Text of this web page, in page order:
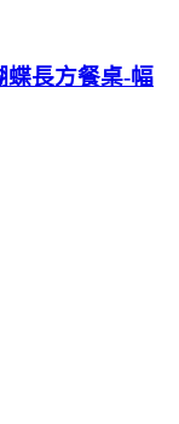
蝶長方餐桌-幅